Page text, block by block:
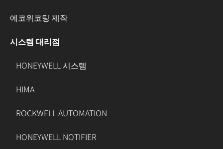
에코위코팅 제작
시스템 대리점
HONEYWELL 시스템
HIMA
ROCKWELL AUTOMATION
HONEYWELL NOTIFIER